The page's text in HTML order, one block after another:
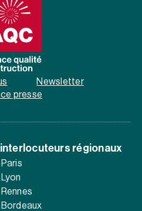
Newsletter
presse
régionaux
Bordeaux